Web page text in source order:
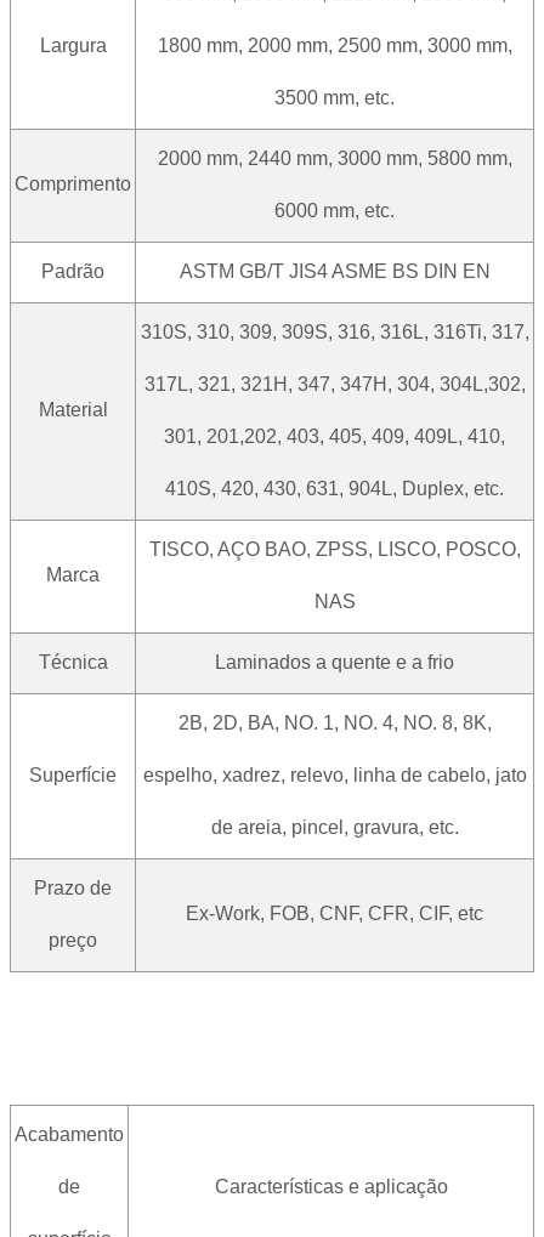
Largura 1800 mm, 2000 mm, 2500 mm, 3000 mm,
3500 mm, etc.
Comprimento
2000 mm, 2440 mm, 3000 mm, 5800 mm,
6000 mm, etc.
Padrão ASTM GB/T JIS4 ASME BS DIN EN
Material
310S, 310, 309, 309S, 316, 316L, 316Ti, 317,
317L, 321, 321H, 347, 347H, 304, 304L,302,
301, 201,202, 403, 405, 409, 409L, 410,
410S, 420, 430, 631, 904L, Duplex, etc.
Marca
TISCO, AÇO BAO, ZPSS, LISCO, POSCO,
NAS
Técnica Laminados a quente e a frio
Superfície
2B, 2D, BA, NO. 1, NO. 4, NO. 8, 8K,
espelho, xadrez, relevo, linha de cabelo, jato
de areia, pincel, gravura, etc.
Prazo de
preço
Ex-Work, FOB, CNF, CFR, CIF, etc
Acabamento
de Características e aplicação